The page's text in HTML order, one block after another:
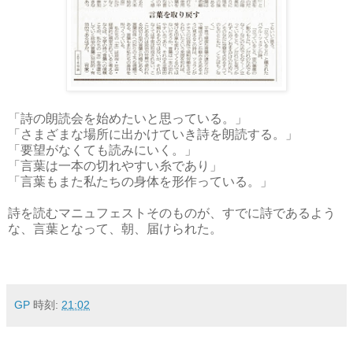
「詩の朗読会を始めたいと思っている。」
「さまざまな場所に出かけていき詩を朗読する。」
「要望がなくても読みにいく。」
「言葉は一本の切れやすい糸であり」
「言葉もまた私たちの身体を形作っている。」
詩を読むマニュフェストそのものが、すでに詩であるよう
な、言葉となって、朝、届けられた。
GP 時刻: 21:02